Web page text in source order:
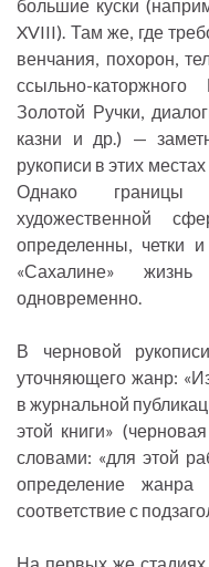
большие куски
XVIII). Там же, где
венчания, похорон,
ссыльно-
Золотой Ручки,
казни и др.) —
рукописи в этих
Однако границы
художественной
определенны, четки
«Сахалине»
одновременно.
В черновой
уточняющего жанр:
в журнальной
этой книги»
словами: «для этой
определение
соответствие с